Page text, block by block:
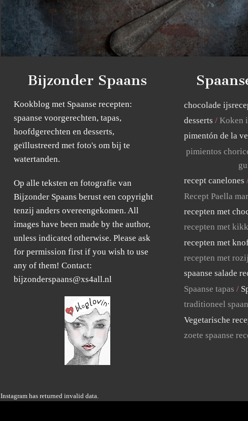
Bijzonder Spaans
Kookblog met Spaanse recepten:
spaanse voorgerechten, tapas,
hoofdgerechten en desserts,
geïllustreerd met foto's om bij te
watertanden.
Op alle teksten en fotografie van
Bijzonder Spaans berust een copyright
tenzij anders overeengekomen. All
images have been made by the author,
unless indicated otherwise. Please ask
for permission first if you wish to use
any of them! Contact:
bijzonderspaans@xs4all.nl
chocolade
desserts
Koken
pimentón de la
pimientos
recept canelones
Recept Paella
recepten met
recepten met
recepten met
recepten met
spaanse salade
Spaanse tapas
traditioneel
Vegetarische
zoete spaanse
Instagram has returned invalid data.